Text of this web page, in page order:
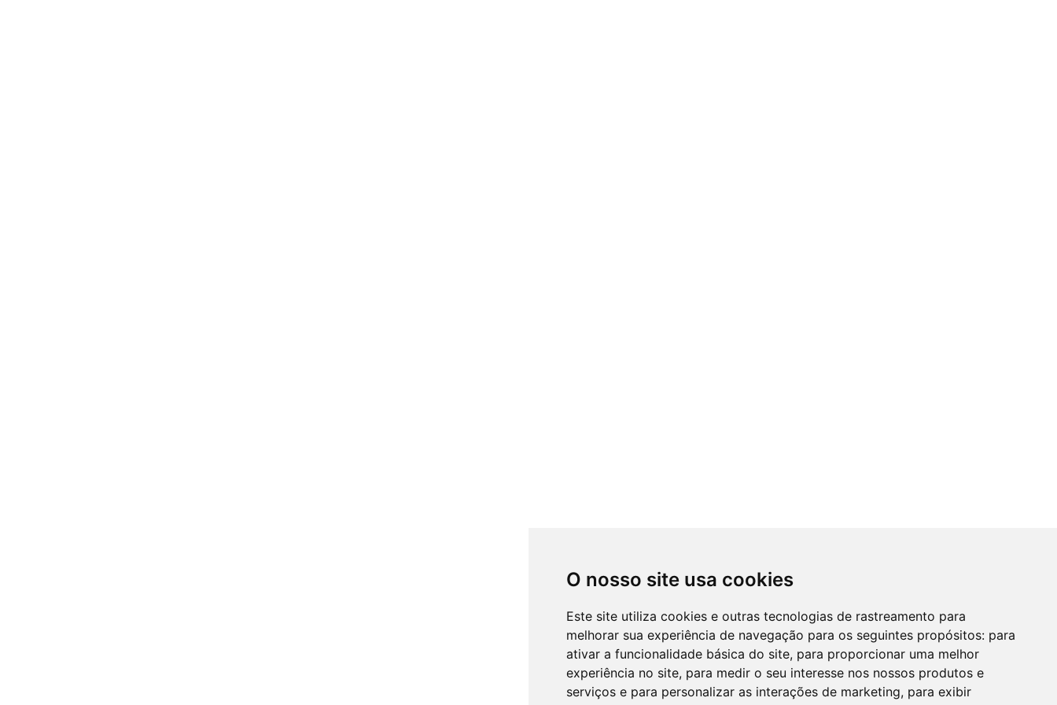
O nosso site usa cookies
Este site utiliza cookies e outras tecnologias de rastreamento para
melhorar sua experiência de navegação para os seguintes propósitos: para
ativar a funcionalidade básica do site, para proporcionar uma melhor
experiência no site, para medir o seu interesse nos nossos produtos e
serviços e para personalizar as interações de marketing, para exibir